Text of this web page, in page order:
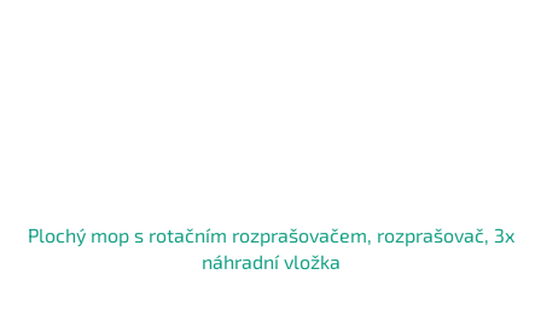
Plochý mop s rotačním rozprašovačem, rozprašovač, 3x
náhradní vložka